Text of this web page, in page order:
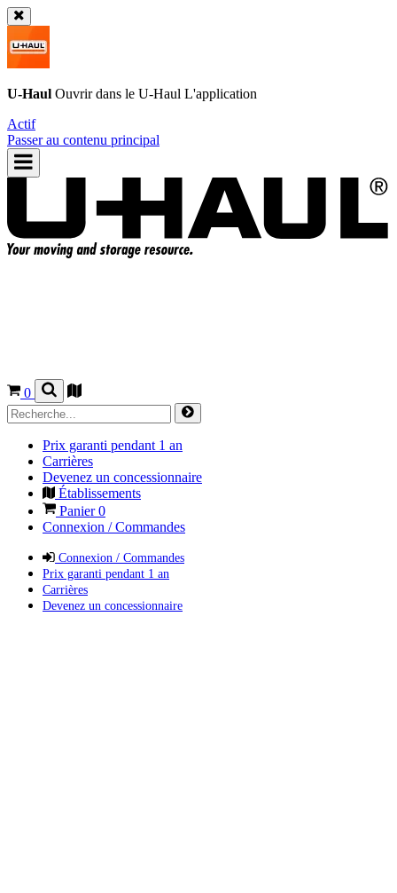
U-Haul Ouvrir dans le U-Haul L'application
Actif
Passer au contenu principal
0
Prix garanti pendant 1 an
Carrières
Devenez un concessionnaire
Établissements
Panier0
Connexion / Commandes
Connexion / Commandes
Prix garanti pendant 1 an
Carrières
Devenez un concessionnaire